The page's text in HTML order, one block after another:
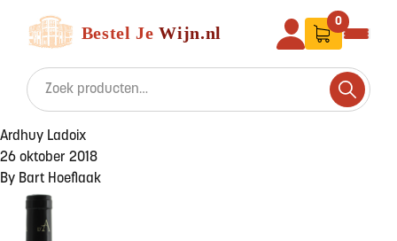
Search for:
Search
0
Ardhuy Ladoix
26 oktober 2018
By Bart Hoeflaak